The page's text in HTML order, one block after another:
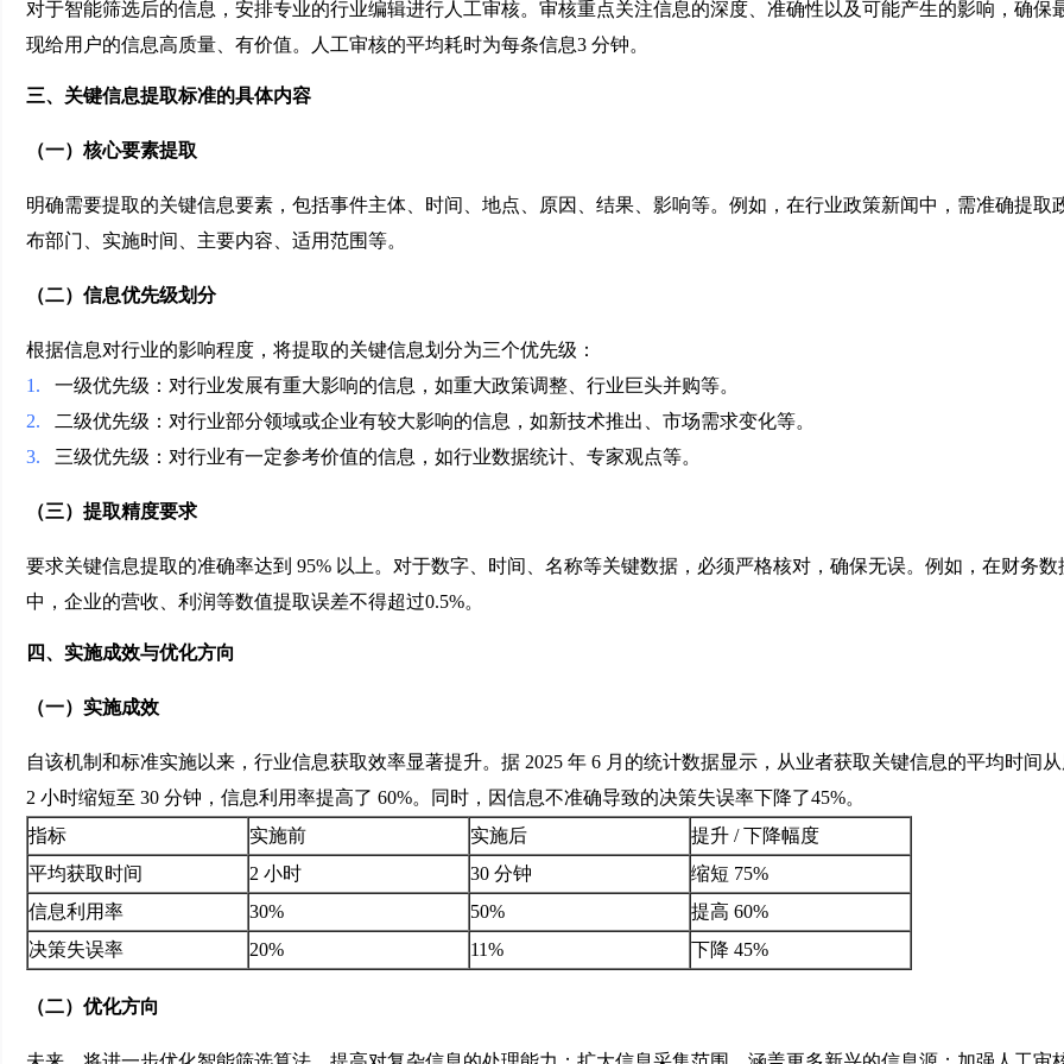
对于智能筛选后的信息，安排专业的行业编辑进行人工审核。审核重点关注信息的深度、准确性以及可能产生的影响，确保
现给用户的信息高质量、有价值。人工审核的平均耗时为每条信息3 分钟。
三、关键信息提取标准的具体内容
（一）核心要素提取
明确需要提取的关键信息要素，包括事件主体、时间、地点、原因、结果、影响等。例如，在行业政策新闻中，需准确提取
布部门、实施时间、主要内容、适用范围等。
（二）信息优先级划分
根据信息对行业的影响程度，将提取的关键信息划分为三个优先级：
1. 一级优先级：对行业发展有重大影响的信息，如重大政策调整、行业巨头并购等。
2.
二级优先级：对行业部分领域或企业有较大影响的信息，如新技术推出、市场需求变化等。
3. 三级优先级：对行业有一定参考价值的信息，如行业数据统计、专家观点等。
（三）提取精度要求
要求关键信息提取的准确率达到 95% 以上。对于数字、时间、名称等关键数据，必须严格核对，确保无误。例如，在财务数
中，企业的营收、利润等数值提取误差不得超过0.5%。
四、实施成效与优化方向
（一）实施成效
自该机制和标准实施以来，行业信息获取效率显著提升。据 2025 年 6 月的统计数据显示，从业者获取关键信息的平均时间
2 小时缩短至 30 分钟，信息利用率提高了 60%。同时，因信息不准确导致的决策失误率下降了45%。
指标
实施前 实施后
提升 / 下降幅度
平均获取时间
2 小时 30 分钟
缩短 75%
信息利用率
30% 50%
提高 60%
决策失误率
20% 11% 下降 45%
（二）优化方向